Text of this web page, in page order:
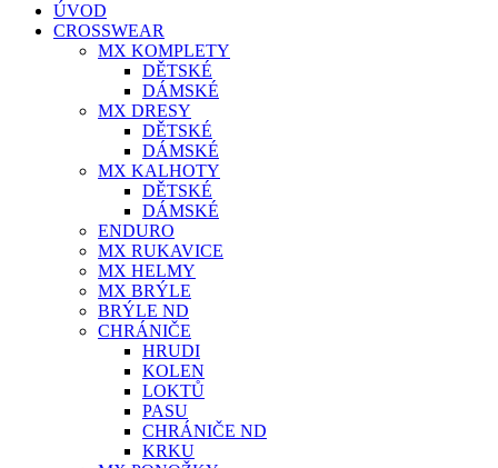
ÚVOD
CROSSWEAR
MX KOMPLETY
DĚTSKÉ
DÁMSKÉ
MX DRESY
DĚTSKÉ
DÁMSKÉ
MX KALHOTY
DĚTSKÉ
DÁMSKÉ
ENDURO
MX RUKAVICE
MX HELMY
MX BRÝLE
BRÝLE ND
CHRÁNIČE
HRUDI
KOLEN
LOKTŮ
PASU
CHRÁNIČE ND
KRKU